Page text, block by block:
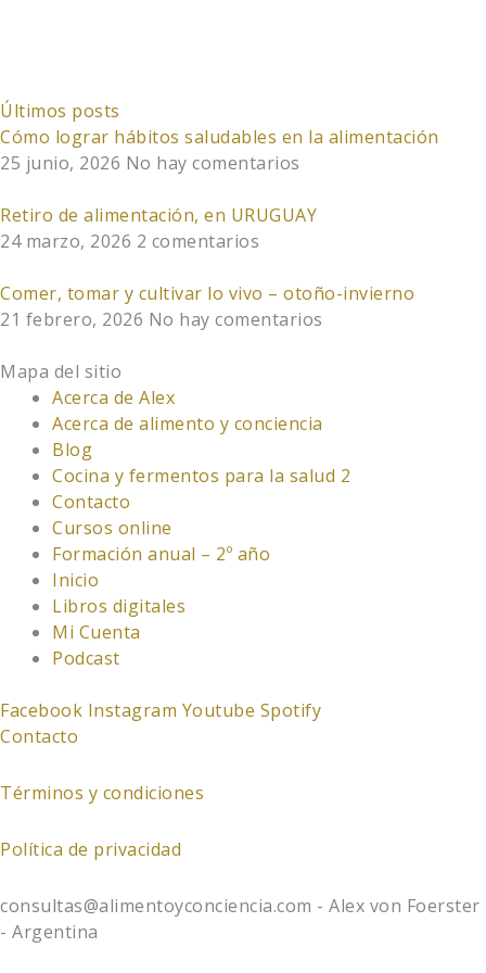
semillas
fermentadas.
curso.
Últimos posts
Cómo lograr hábitos saludables en la alimentación
25 junio, 2026 No hay comentarios
Retiro de alimentación, en URUGUAY
24 marzo, 2026 2 comentarios
Comer, tomar y cultivar lo vivo – otoño-invierno
21 febrero, 2026 No hay comentarios
Mapa del sitio
Acerca de Alex
Acerca de alimento y conciencia
Blog
Cocina y fermentos para la salud 2
Contacto
Cursos online
Formación anual – 2º año
Inicio
Libros digitales
Mi Cuenta
Podcast
Facebook Instagram Youtube Spotify
Contacto
Términos y condiciones
Política de privacidad
consultas@alimentoyconciencia.com - Alex von Foerster
- Argentina